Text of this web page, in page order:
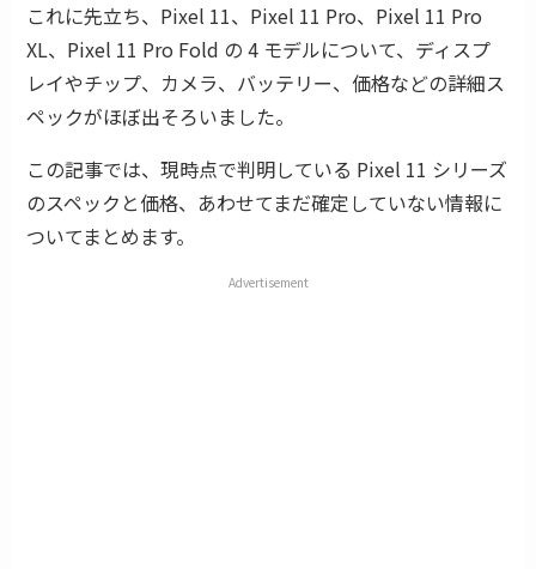
これに先立ち、Pixel 11、Pixel 11 Pro、Pixel 11 Pro
XL、Pixel 11 Pro Fold の 4 モデルについて、ディスプ
レイやチップ、カメラ、バッテリー、価格などの詳細ス
ペックがほぼ出そろいました。
この記事では、現時点で判明している Pixel 11 シリーズ
のスペックと価格、あわせてまだ確定していない情報に
ついてまとめます。
Advertisement